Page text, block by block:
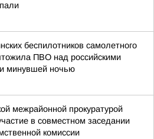
беспилотников самолетного
ПВО над российскими
минувшей ночью
межрайонной прокуратурой
в совместном заседании
комиссии